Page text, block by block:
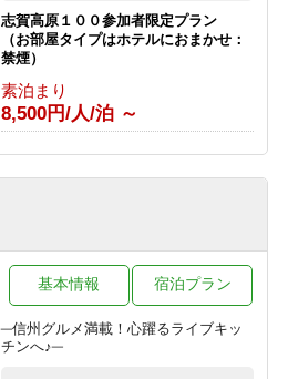
志賀高原１００参加者限定プラン
（お部屋タイプはホテルにおまかせ：
禁煙）
素泊まり
8,500円/人/泊 ～
─信州グルメ満載！心躍るライブキッ
チンへ♪─
基本情報 宿泊プラン